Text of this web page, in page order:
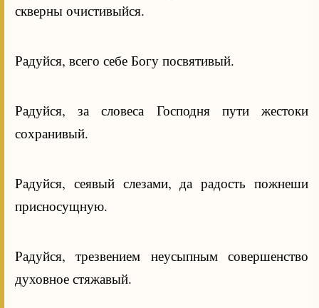
скверны очистивыйся.
Радуйся, всего себе Богу посвятивый.
Радуйся, за словеса Господня пути жестоки
сохранивый.
Радуйся, сеявый слезами, да радость пожнеши
присносущную.
Радуйся, трезвением неусыпным совершенство
духовное стяжавый.